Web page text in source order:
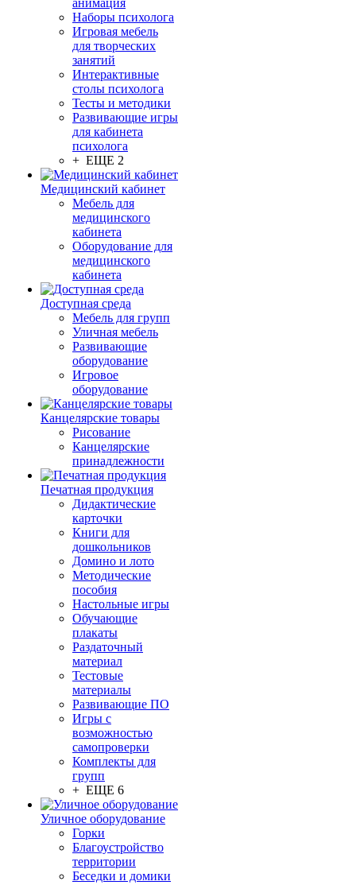
анимация
Наборы психолога
Игровая мебель
для творческих
занятий
Интерактивные
столы психолога
Тесты и методики
Развивающие игры
для кабинета
психолога
+ ЕЩЕ 2
Медицинский кабинет
Мебель для
медицинского
кабинета
Оборудование для
медицинского
кабинета
Доступная среда
Мебель для групп
Уличная мебель
Развивающие
оборудование
Игровое
оборудование
Канцелярские товары
Рисование
Канцелярские
принадлежности
Печатная продукция
Дидактические
карточки
Книги для
дошкольников
Домино и лото
Методические
пособия
Настольные игры
Обучающие
плакаты
Раздаточный
материал
Тестовые
материалы
Развивающие ПО
Игры с
возможностью
самопроверки
Комплекты для
групп
+ ЕЩЕ 6
Уличное оборудование
Горки
Благоустройство
территории
Беседки и домики